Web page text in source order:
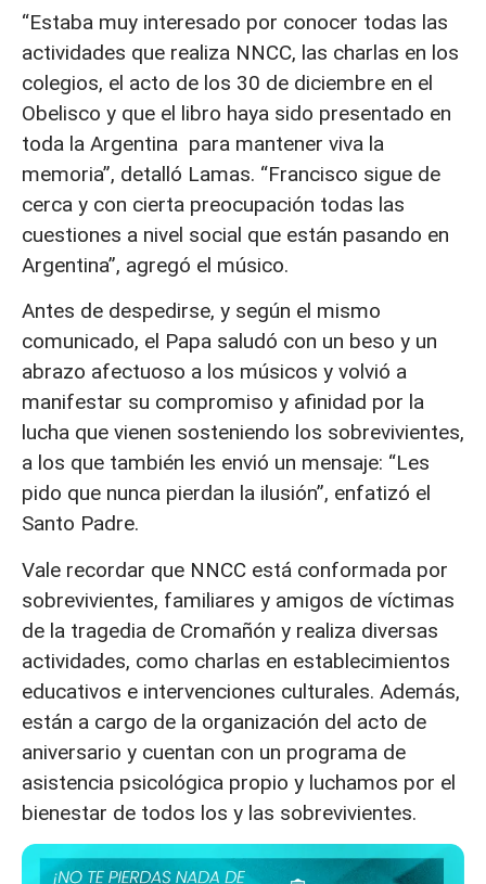
“Estaba muy interesado por conocer todas las
actividades que realiza NNCC, las charlas en los
colegios, el acto de los 30 de diciembre en el
Obelisco y que el libro haya sido presentado en
toda la Argentina para mantener viva la
memoria”, detalló Lamas. “Francisco sigue de
cerca y con cierta preocupación todas las
cuestiones a nivel social que están pasando en
Argentina”, agregó el músico.
Antes de despedirse, y según el mismo
comunicado, el Papa saludó con un beso y un
abrazo afectuoso a los músicos y volvió a
manifestar su compromiso y afinidad por la
lucha que vienen sosteniendo los sobrevivientes,
a los que también les envió un mensaje: “Les
pido que nunca pierdan la ilusión”, enfatizó el
Santo Padre.
Vale recordar que NNCC está conformada por
sobrevivientes, familiares y amigos de víctimas
de la tragedia de Cromañón y realiza diversas
actividades, como charlas en establecimientos
educativos e intervenciones culturales. Además,
están a cargo de la organización del acto de
aniversario y cuentan con un programa de
asistencia psicológica propio y luchamos por el
bienestar de todos los y las sobrevivientes.